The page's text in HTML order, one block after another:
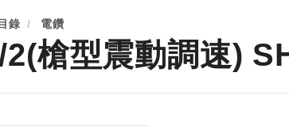
錄 電鑽
2(槍型震動調速)